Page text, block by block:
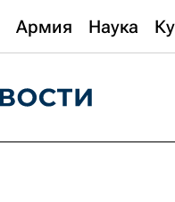
Армия Наука